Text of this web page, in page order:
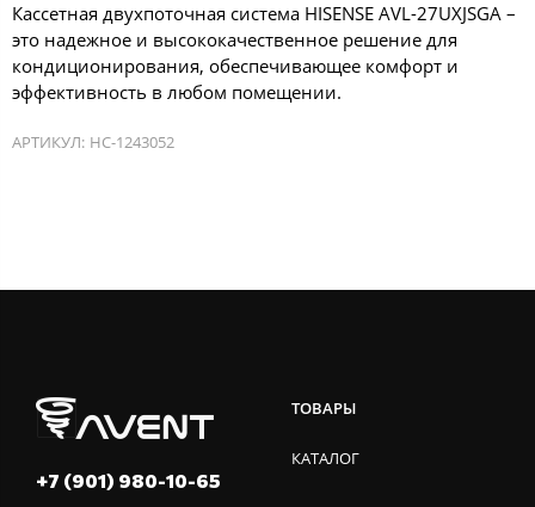
Кассетная двухпоточная система HISENSE AVL-27UXJSGA –
это надежное и высококачественное решение для
кондиционирования, обеспечивающее комфорт и
эффективность в любом помещении.
АРТИКУЛ: НС-1243052
+7 (901) 980-10-65
ТОВАРЫ
КАТАЛОГ